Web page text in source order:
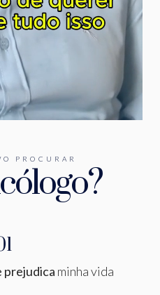
PROCURAR
prejudica minha vida